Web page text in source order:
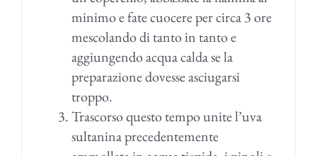
minimo e fate cuocere per circa 3 ore
mescolando di tanto in tanto e
aggiungendo acqua calda se la
preparazione dovesse asciugarsi
troppo.
Trascorso questo tempo unite l’uva
sultanina precedentemente